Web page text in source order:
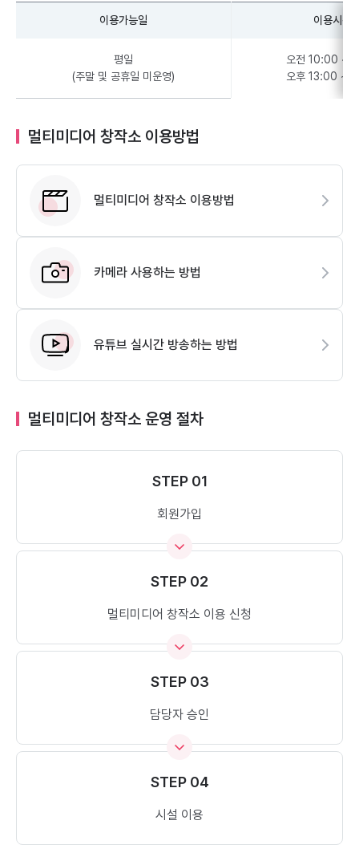
이용가능일 이용시간
평일
(주말 및 공휴일 미운영)
오전 10:00 ~
오후 13:00 ~
멀티미디어 창작소 이용방법
멀티미디어 창작소 이용방법
카메라 사용하는 방법
유튜브 실시간 방송하는 방법
멀티미디어 창작소 운영 절차
STEP 01
회원가입
STEP 02
멀티미디어 창작소 이용 신청
STEP 03
담당자 승인
STEP 04
시설 이용